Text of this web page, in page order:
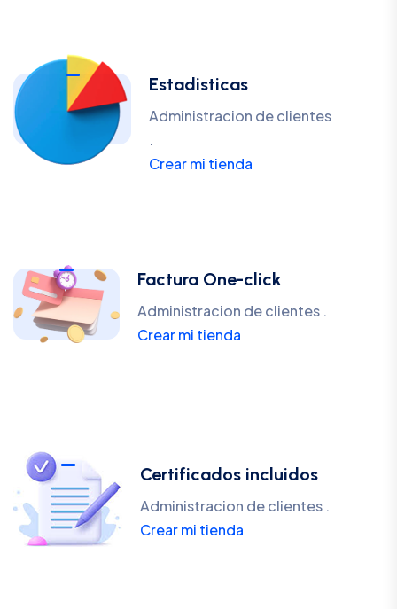
Estadisticas
Administracion de clientes
.
Crear mi tienda
Factura One-click
Administracion de clientes .
Crear mi tienda
Certificados incluidos
Administracion de clientes .
Crear mi tienda